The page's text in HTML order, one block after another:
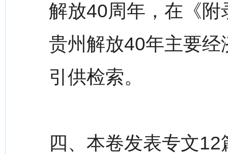
解放40周年，在《
贵州解放40年主要
引供检索。
四、本卷发表专文